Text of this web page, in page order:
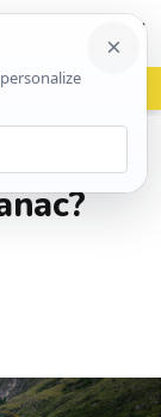
woot?!